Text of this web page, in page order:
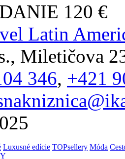
120 €
Latin
Miletičova
346, +421
Luxusné edície TOPsellery Móda